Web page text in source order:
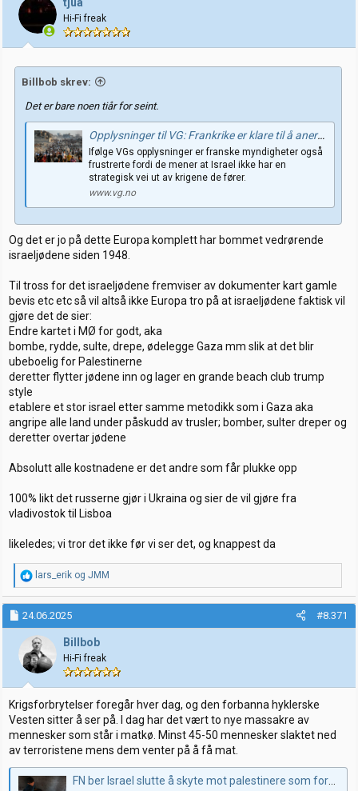
o
n
e
r
tjua
Hi-Fi freak
Billbob skrev:
Det er bare noen tiår for seint.
Opplysninger til VG: Frankrike er klare til å anerkjenne Palestina
Ifølge VGs opplysninger er franske myndigheter også
frustrerte fordi de mener at Israel ikke har en
strategisk vei ut av krigene de fører.
www.vg.no
Og det er jo på dette Europa komplett har bommet vedrørende
israeljødene siden 1948.
Til tross for det israeljødene fremviser av dokumenter kart gamle
bevis etc etc så vil altså ikke Europa tro på at israeljødene faktisk vil
gjøre det de sier:
Endre kartet i MØ for godt, aka
bombe, rydde, sulte, drepe, ødelegge Gaza mm slik at det blir
ubeboelig for Palestinerne
deretter flytter jødene inn og lager en grande beach club trump
style
etablere et stor israel etter samme metodikk som i Gaza aka
angripe alle land under påskudd av trusler; bomber, sulter dreper og
deretter overtar jødene
Absolutt alle kostnadene er det andre som får plukke opp
100% likt det russerne gjør i Ukraina og sier de vil gjøre fra
vladivostok til Lisboa
likeledes; vi tror det ikke før vi ser det, og knappest da
R
e
a
k
s
j
o
n
e
r
:
lars_erik og JMM
24.06.2025 #8.371
Billbob
Hi-Fi freak
Krigsforbrytelser foregår hver dag, og den forbanna hyklerske
Vesten sitter å ser på. I dag har det vært to nye massakre av
mennesker som står i matkø. Minst 45-50 mennesker slaktet ned
av terroristene mens dem venter på å få mat.
FN ber Israel slutte å skyte mot palestinere som forsøker å skaffe mat